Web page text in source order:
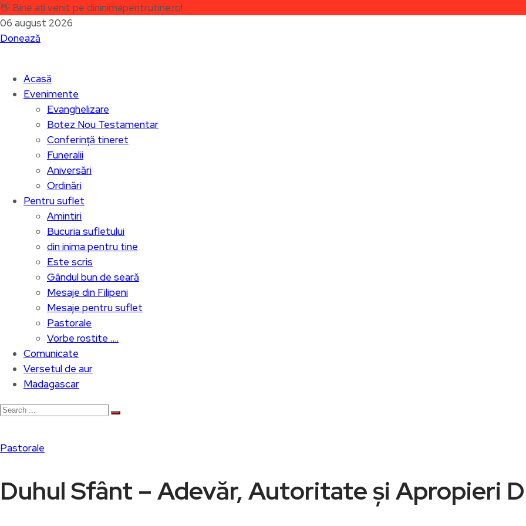
👋 Bine ați venit pe dininimapentrutine.ro!
06 august 2026
Donează
Acasă
Evenimente
Evanghelizare
Botez Nou Testamentar
Conferință tineret
Funeralii
Aniversări
Ordinări
Pentru suflet
Amintiri
Bucuria sufletului
din inima pentru tine
Este scris
Gândul bun de seară
Mesaje din Filipeni
Mesaje pentru suflet
Pastorale
Vorbe rostite ….
Comunicate
Versetul de aur
Madagascar
Pastorale
Duhul Sfânt – Adevăr, Autoritate și Apropieri